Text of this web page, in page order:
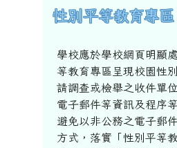
性別平等教育專區
學校應於學校網頁明顯
等教育專區呈現校園性
請調查或檢舉之收件單
電子郵件等資訊及程序
避免以非公務之電子郵
方式，落實「性別平等教